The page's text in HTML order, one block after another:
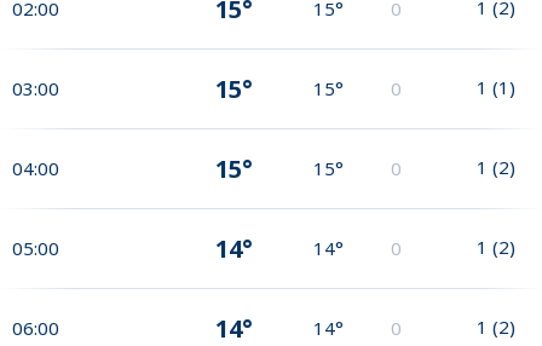
02:00 15° 15° 0 1 (2)
03:00 15° 15° 0 1 (1)
04:00 15° 15° 0 1 (2)
05:00 14° 14° 0 1 (2)
06:00 14° 14° 0 1 (2)